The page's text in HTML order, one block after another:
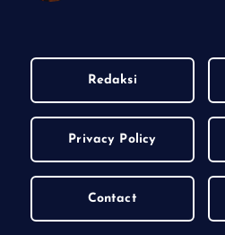
Redaksi
Privacy Policy
Contact